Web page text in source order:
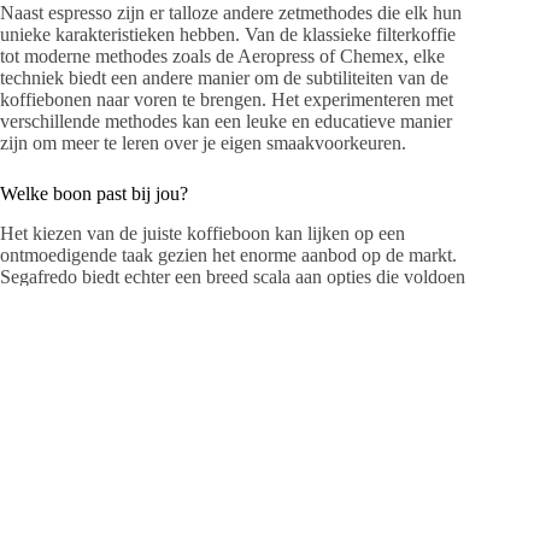
Naast espresso zijn er talloze andere zetmethodes die elk hun
unieke karakteristieken hebben. Van de klassieke filterkoffie
tot moderne methodes zoals de Aeropress of Chemex, elke
techniek biedt een andere manier om de subtiliteiten van de
koffiebonen naar voren te brengen. Het experimenteren met
verschillende methodes kan een leuke en educatieve manier
zijn om meer te leren over je eigen smaakvoorkeuren.
Welke boon past bij jou?
Het kiezen van de juiste koffieboon kan lijken op een
ontmoedigende taak gezien het enorme aanbod op de markt.
Segafredo biedt echter een breed scala aan opties die voldoen